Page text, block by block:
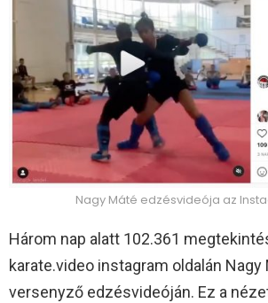
Nagy Máté edzésvideója az
Három nap alatt 102.361
karate.video instagram oldalán
versenyző edzésvideóján. Ez a